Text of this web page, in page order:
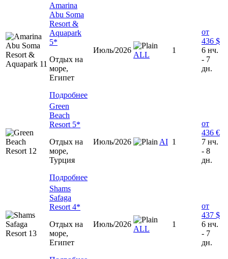
Amarina
Abu Soma
Resort &
Aquapark
5*
Отдых на
море,
Египет
Подробнее
Июль/2026
ALL
1
от
436 $
6 нч.
- 7
дн.
Green
Beach
Resort 5*
Отдых на
море,
Турция
Подробнее
Июль/2026 AI 1
от
436 €
7 нч.
- 8
дн.
Shams
Safaga
Resort 4*
Отдых на
море,
Египет
Июль/2026
ALL
1
от
437 $
6 нч.
- 7
дн.